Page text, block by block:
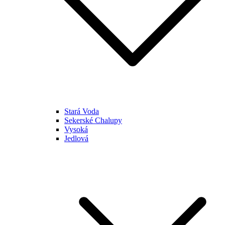
Stará Voda
Sekerské Chalupy
Vysoká
Jedlová